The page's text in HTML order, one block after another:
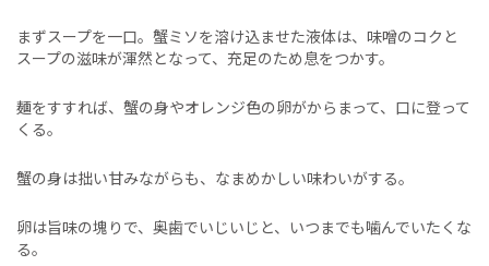
まずスープを一口。蟹ミソを溶け込ませた液体は、味噌のコクと
スープの滋味が渾然となって、充足のため息をつかす。
麺をすすれば、蟹の身やオレンジ色の卵がからまって、口に登って
くる。
蟹の身は拙い甘みながらも、なまめかしい味わいがする。
卵は旨味の塊りで、奥歯でいじいじと、いつまでも噛んでいたくな
る。